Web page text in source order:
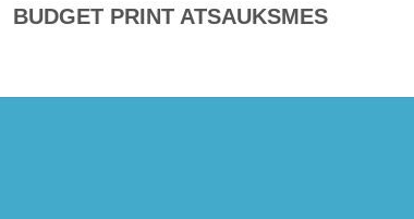
BUDGET PRINT ATSAUKSMES